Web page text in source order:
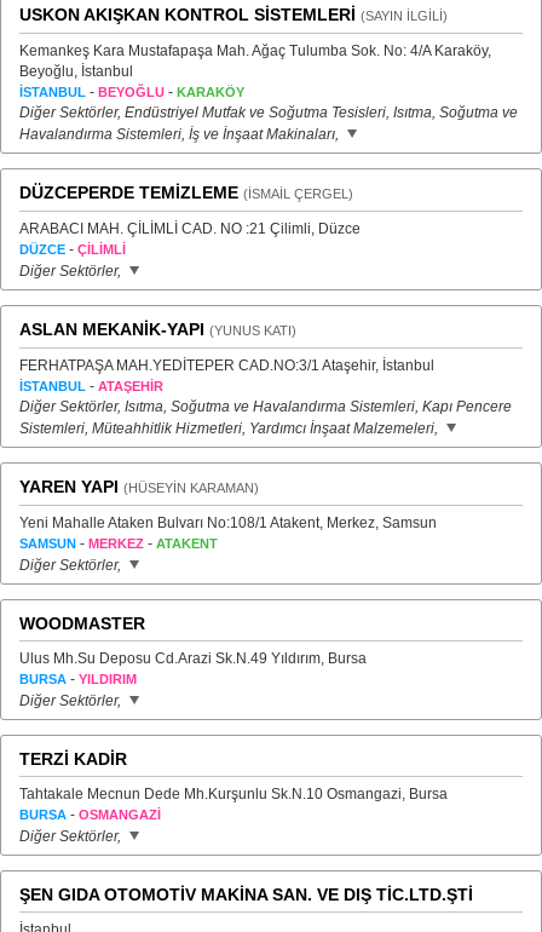
USKON AKIŞKAN KONTROL SİSTEMLERİ (SAYIN İLGİLİ)
Kemankeş Kara Mustafapaşa Mah. Ağaç Tulumba Sok. No: 4/A Karaköy,
Beyoğlu, İstanbul
İSTANBUL - BEYOĞLU - KARAKÖY
Diğer Sektörler, Endüstriyel Mutfak ve Soğutma Tesisleri, Isıtma, Soğutma ve
Havalandırma Sistemleri, İş ve İnşaat Makinaları,
DÜZCEPERDE TEMİZLEME (İSMAİL ÇERGEL)
ARABACI MAH. ÇİLİMLİ CAD. NO :21 Çilimli, Düzce
DÜZCE - ÇİLİMLİ
Diğer Sektörler,
ASLAN MEKANİK-YAPI (YUNUS KATI)
FERHATPAŞA MAH.YEDİTEPER CAD.NO:3/1 Ataşehir, İstanbul
İSTANBUL - ATAŞEHİR
Diğer Sektörler, Isıtma, Soğutma ve Havalandırma Sistemleri, Kapı Pencere
Sistemleri, Müteahhitlik Hizmetleri, Yardımcı İnşaat Malzemeleri,
YAREN YAPI (HÜSEYİN KARAMAN)
Yeni Mahalle Ataken Bulvarı No:108/1 Atakent, Merkez, Samsun
SAMSUN - MERKEZ - ATAKENT
Diğer Sektörler,
WOODMASTER
Ulus Mh.Su Deposu Cd.Arazi Sk.N.49 Yıldırım, Bursa
BURSA - YILDIRIM
Diğer Sektörler,
TERZİ KADİR
Tahtakale Mecnun Dede Mh.Kurşunlu Sk.N.10 Osmangazi, Bursa
BURSA - OSMANGAZİ
Diğer Sektörler,
ŞEN GIDA OTOMOTİV MAKİNA SAN. VE DIŞ TİC.LTD.ŞTİ